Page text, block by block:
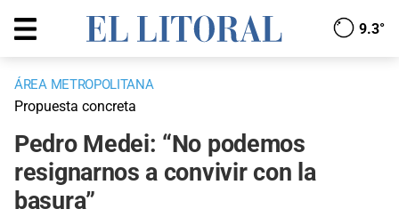
9.3°
ÁREA METROPOLITANA
Propuesta concreta
Pedro Medei: “No podemos
resignarnos a convivir con la
basura”